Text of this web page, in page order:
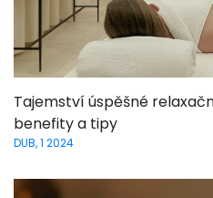
Tajemství úspěšné
benefity a tipy
DUB, 1 2024